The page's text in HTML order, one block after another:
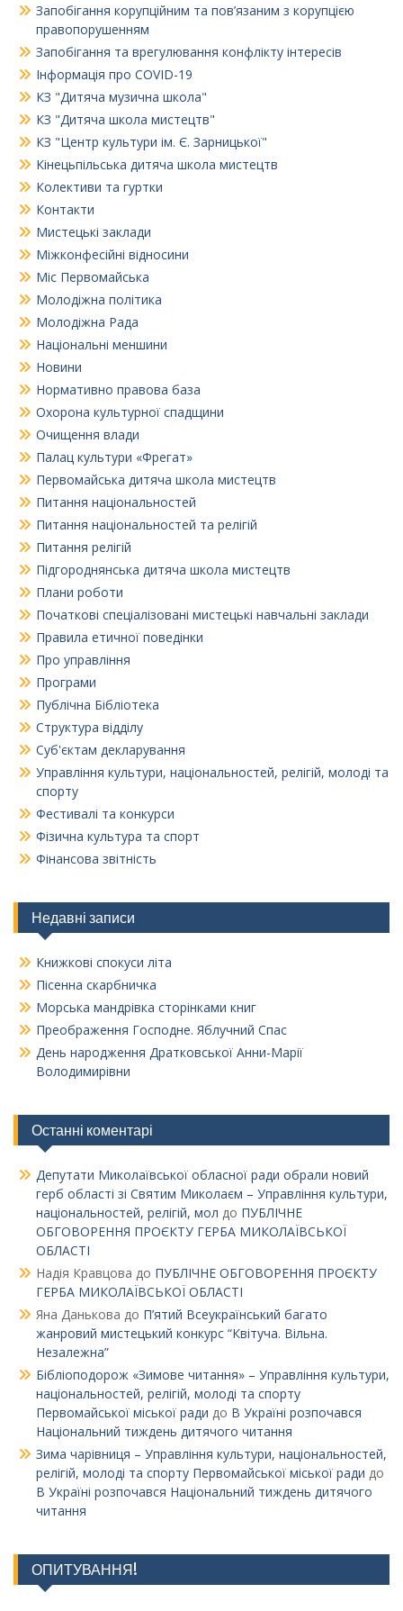
Запобігання корупційним та пов’язаним з корупцією
правопорушенням
Запобігання та врегулювання конфлікту інтересів
Інформація про COVID-19
КЗ "Дитяча музична школа"
КЗ "Дитяча школа мистецтв"
КЗ "Центр культури ім. Є. Зарницької"
Кінецьпільська дитяча школа мистецтв
Колективи та гуртки
Контакти
Мистецькі заклади
Міжконфесійні відносини
Міс Первомайська
Молодіжна політика
Молодіжна Рада
Національні меншини
Новини
Нормативно правова база
Охорона культурної спадщини
Очищення влади
Палац культури «Фрегат»
Первомайська дитяча школа мистецтв
Питання національностей
Питання національностей та релігій
Питання релігій
Підгороднянська дитяча школа мистецтв
Плани роботи
Початкові спеціалізовані мистецькі навчальні заклади
Правила етичної поведінки
Про управління
Програми
Публічна Бібліотека
Структура відділу
Суб'єктам декларування
Управління культури, національностей, релігій, молоді та
спорту
Фестивалі та конкурси
Фізична культура та спорт
Фінансова звітність
Недавні записи
Книжкові спокуси літа
Пісенна скарбничка
Морська мандрівка сторінками книг
Преображення Господне. Яблучний Спас
День народження Дратковської Анни-Марії
Володимирівни
Останні коментарі
Депутати Миколаївської обласної ради обрали новий
герб області зі Святим Миколаєм – Управління культури,
національностей, релігій, мол до ПУБЛІЧНЕ
ОБГОВОРЕННЯ ПРОЄКТУ ГЕРБА МИКОЛАЇВСЬКОЇ
ОБЛАСТІ
Надія Кравцова до ПУБЛІЧНЕ ОБГОВОРЕННЯ ПРОЄКТУ
ГЕРБА МИКОЛАЇВСЬКОЇ ОБЛАСТІ
Яна Данькова до П’ятий Всеукраїнський багато
жанровий мистецький конкурс “Квітуча. Вільна.
Незалежна”
Бібліоподорож «Зимове читання» – Управління культури,
національностей, релігій, молоді та спорту
Первомайської міської ради до В Україні розпочався
Національний тиждень дитячого читання
Зима чарівниця – Управління культури, національностей,
релігій, молоді та спорту Первомайської міської ради до
В Україні розпочався Національний тиждень дитячого
читання
ОПИТУВАННЯ!